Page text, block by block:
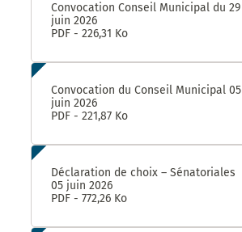
Convocation Conseil Municipal du 29
juin 2026
PDF - 226,31 Ko
Convocation du Conseil Municipal 05
juin 2026
PDF - 221,87 Ko
Déclaration de choix – Sénatoriales
05 juin 2026
PDF - 772,26 Ko